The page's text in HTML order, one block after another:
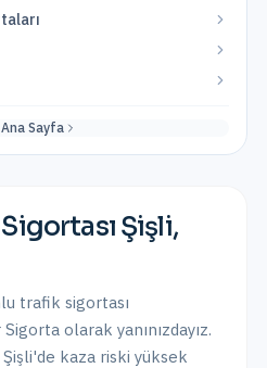
Ana Sayfa
Şişli,
trafik sigortası
olarak yanınızdayız.
kaza riski yüksek